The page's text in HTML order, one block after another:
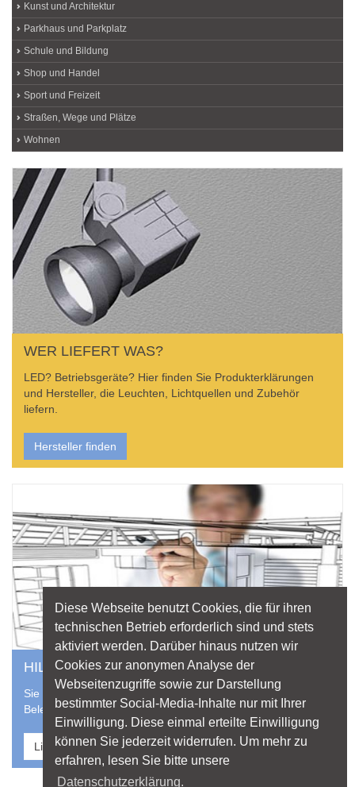
Kunst und Architektur
Parkhaus und Parkplatz
Schule und Bildung
Shop und Handel
Sport und Freizeit
Straßen, Wege und Plätze
Wohnen
WER LIEFERT WAS?
LED? Betriebsgeräte? Hier finden Sie Produkterklärungen
und Hersteller, die Leuchten, Lichtquellen und Zubehör
liefern.
Hersteller finden
HILFE VOM PROFI
Sie suchen einen professionellen Lichtplaner für Ihr
Beleuchtungsprojekt? Nutzen Sie die Datenbank von licht.de
Lichtplaner finden
Diese Webseite benutzt Cookies, die für ihren
technischen Betrieb erforderlich sind und stets
aktiviert werden. Darüber hinaus nutzen wir
Cookies zur anonymen Analyse der
Webseitenzugriffe sowie zur Darstellung
bestimmter Social-Media-Inhalte nur mit Ihrer
Einwilligung. Diese einmal erteilte Einwilligung
können Sie jederzeit widerrufen. Um mehr zu
erfahren, lesen Sie bitte unsere
Datenschutzerklärung.